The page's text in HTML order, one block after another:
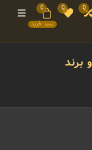
0
0
سبد خرید
0